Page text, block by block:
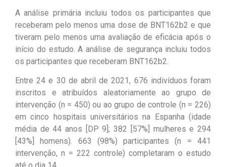
A análise primária incluiu todos os participantes que
receberam pelo menos uma dose de BNT162b2 e que
tiveram pelo menos uma avaliação de eficácia após o
início do estudo. A análise de segurança incluiu todos
os participantes que receberam BNT162b2.
Entre 24 e 30 de abril de 2021, 676 indivíduos foram
inscritos e atribuídos aleatoriamente ao grupo de
intervenção (n = 450) ou ao grupo de controle (n = 226)
em cinco hospitais universitários na Espanha (idade
média de 44 anos [DP 9]; 382 [57%] mulheres e 294
[43%] homens). 663 (98%) participantes (n = 441
intervenção, n = 222 controle) completaram o estudo